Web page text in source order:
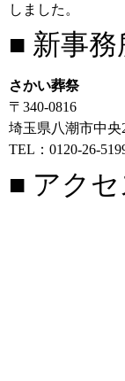
しました。
■ 新事務
さかい葬祭
〒340-0816
埼玉県八潮市中央
TEL：0120-26-
■ アク